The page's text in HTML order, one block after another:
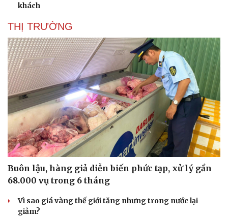
Sức khỏe
Dinh dưỡng - món ngon
Cây thuốc
Sản phụ khoa
Nhi khoa
Nam khoa
Làm đẹp - giảm cân
Phòng mạch online
Ăn sạch sống khỏe
Nhà đẹp
Blog
Tình yêu - Gia đình
khách
THỊ TRƯỜNG
Buôn lậu, hàng giả diễn biến phức tạp, xử lý gần
68.000 vụ trong 6 tháng
Vì sao giá vàng thế giới tăng nhưng trong nước lại
giảm?